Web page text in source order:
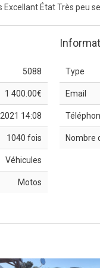
État Très peu
5088
1 400.00€
14:08
1040 fois
Véhicules
Motos
Type
Email
Nombre